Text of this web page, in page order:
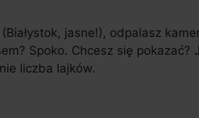
jasne!), odpalasz
Spoko. Chcesz się
liczba lajków.